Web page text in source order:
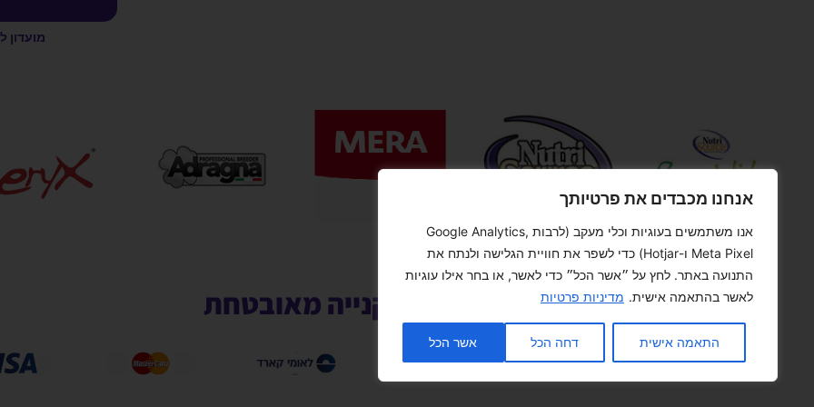
אנחנו מכבדים את פרטיותך
אנו משתמשים בעוגיות וכלי מעקב (לרבות Google Analytics,
Meta Pixel ו-Hotjar) כדי לשפר את חוויית הגלישה ולנתח את
התנועה באתר. לחץ על ״אשר הכל״ כדי לאשר, או בחר אילו עוגיות
לאשר בהתאמה אישית. מדיניות פרטיות
התאמה אישית דחה הכל אשר הכל
מועדון
קנייה מאובטחת